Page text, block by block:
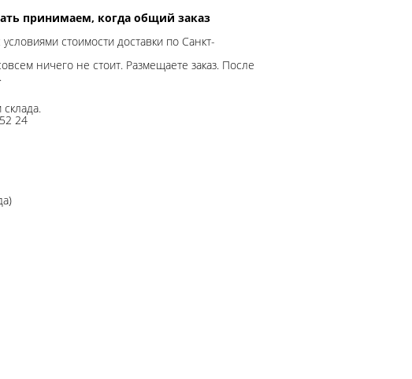
принимаем, когда общий заказ
стоимости доставки по Санкт-
ничего не стоит. Размещаете заказ. После
24